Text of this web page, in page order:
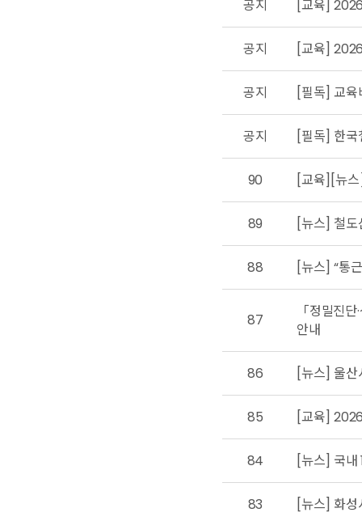
공지 [교육]
공지 [교육]
공지 [필독] 교육
공지 [필독] 한국
90 [교육][뉴
89 [뉴스] 철도
88 [뉴스] “통
87
「정밀진
안내
86 [뉴스] 울산
85 [교육]
84 [뉴스] 국내
83 [뉴스] 화성